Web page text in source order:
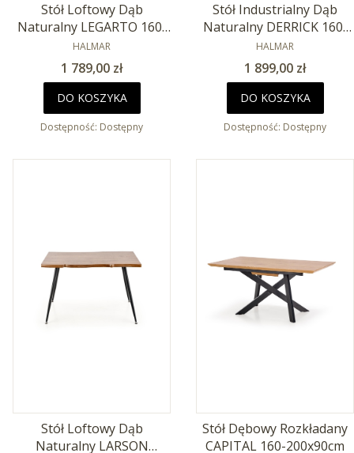
Stół Loftowy Dąb
Naturalny LEGARTO 160-
200x90cm
PRODUCENT
HALMAR
Cena
1 789,00 zł
DO KOSZYKA
Dostępność: Dostępny
Stół Industrialny Dąb
Naturalny DERRICK 160-
200x90cm
PRODUCENT
HALMAR
Cena
1 899,00 zł
DO KOSZYKA
Dostępność: Dostępny
Stół Loftowy Dąb
Naturalny LARSON
Stół Dębowy Rozkładany
CAPITAL 160-200x90cm